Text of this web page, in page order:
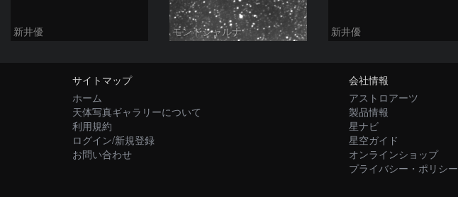
新井優 モンドシャルナ 新井優
サイトマップ
ホーム
天体写真ギャラリーについて
利用規約
ログイン/新規登録
お問い合わせ
会社情報
アストロアーツ
製品情報
星ナビ
星空ガイド
オンラインショップ
プライバシー・ポリシー